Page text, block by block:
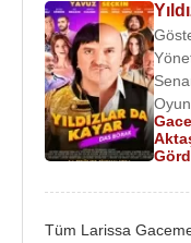
Mustafa Sürmen,
Hilmi Cem
Doğukan Manço
Ceylandördüncü
2013yılında eşi
Luxury Resort
3 Şubat 2015
Tüm Larissa